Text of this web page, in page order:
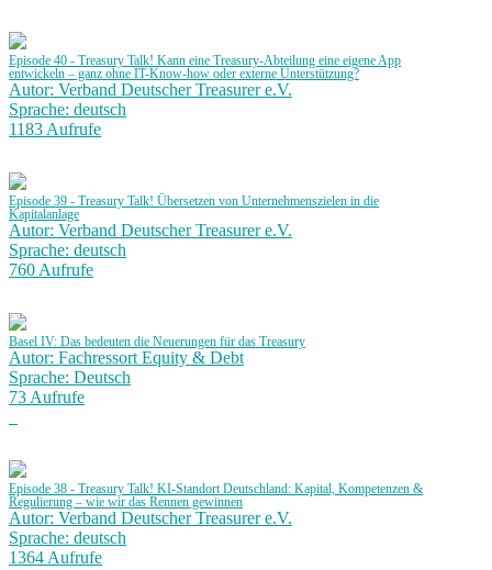
Episode 40 - Treasury Talk! Kann eine Treasury-Abteilung eine eigene App
entwickeln – ganz ohne IT-Know-how oder externe Unterstützung?
Autor: Verband Deutscher Treasurer e.V.
Sprache: deutsch
1183 Aufrufe
Episode 39 - Treasury Talk! Übersetzen von Unternehmenszielen in die
Kapitalanlage
Autor: Verband Deutscher Treasurer e.V.
Sprache: deutsch
760 Aufrufe
Basel IV: Das bedeuten die Neuerungen für das Treasury
Autor: Fachressort Equity & Debt
Sprache: Deutsch
73 Aufrufe
Episode 38 - Treasury Talk! KI-Standort Deutschland: Kapital, Kompetenzen &
Regulierung – wie wir das Rennen gewinnen
Autor: Verband Deutscher Treasurer e.V.
Sprache: deutsch
1364 Aufrufe